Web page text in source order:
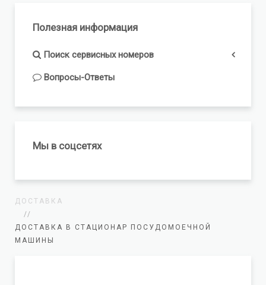
ДОСТАВКА
ДОСТАВКА В СТАЦИОНАР ПОСУДОМОЕЧНОЙ
МАШИНЫ
Полезная информация
Поиск сервисных номеров
Вопросы-Ответы
Мы в соцсетях